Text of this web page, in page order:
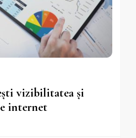
vizibilitatea și
internet